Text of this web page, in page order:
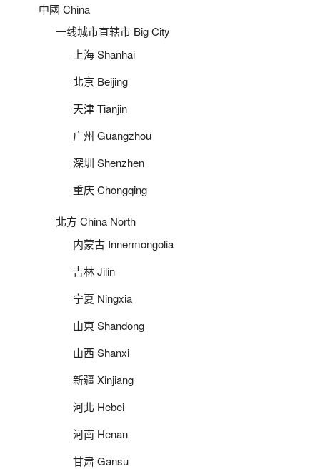
中國 China
一线城市直辖市 Big City
上海 Shanhai
北京 Beijing
天津 Tianjin
广州 Guangzhou
深圳 Shenzhen
重庆 Chongqing
北方 China North
内蒙古 Innermongolia
吉林 Jilin
宁夏 Ningxia
山東 Shandong
山西 Shanxi
新疆 Xinjiang
河北 Hebei
河南 Henan
甘肃 Gansu